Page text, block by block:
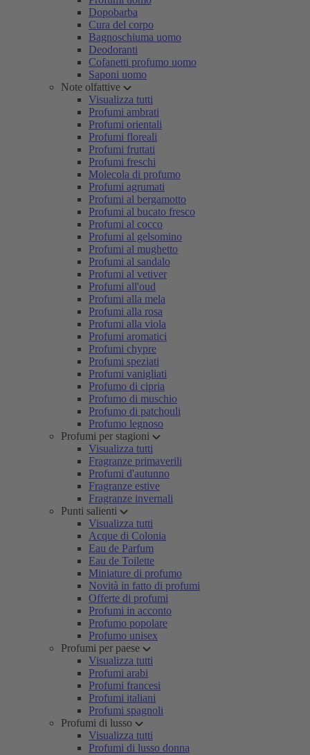
Dopobarba
Cura del corpo
Bagnoschiuma uomo
Deodoranti
Cofanetti profumo uomo
Saponi uomo
Note olfattive
Visualizza tutti
Profumi ambrati
Profumi orientali
Profumi floreali
Profumi fruttati
Profumi freschi
Molecola di profumo
Profumi agrumati
Profumi al bergamotto
Profumi al bucato fresco
Profumi al cocco
Profumi al gelsomino
Profumi al mughetto
Profumi al sandalo
Profumi al vetiver
Profumi all'oud
Profumi alla mela
Profumi alla rosa
Profumi alla viola
Profumi aromatici
Profumi chypre
Profumi speziati
Profumi vanigliati
Profumo di cipria
Profumo di muschio
Profumo di patchouli
Profumo legnoso
Profumi per stagioni
Visualizza tutti
Fragranze primaverili
Profumi d'autunno
Fragranze estive
Fragranze invernali
Punti salienti
Visualizza tutti
Acque di Colonia
Eau de Parfum
Eau de Toilette
Miniature di profumo
Novità in fatto di profumi
Offerte di profumi
Profumi in acconto
Profumo popolare
Profumo unisex
Profumi per paese
Visualizza tutti
Profumi arabi
Profumi francesi
Profumi italiani
Profumi spagnoli
Profumi di lusso
Visualizza tutti
Profumi di lusso donna